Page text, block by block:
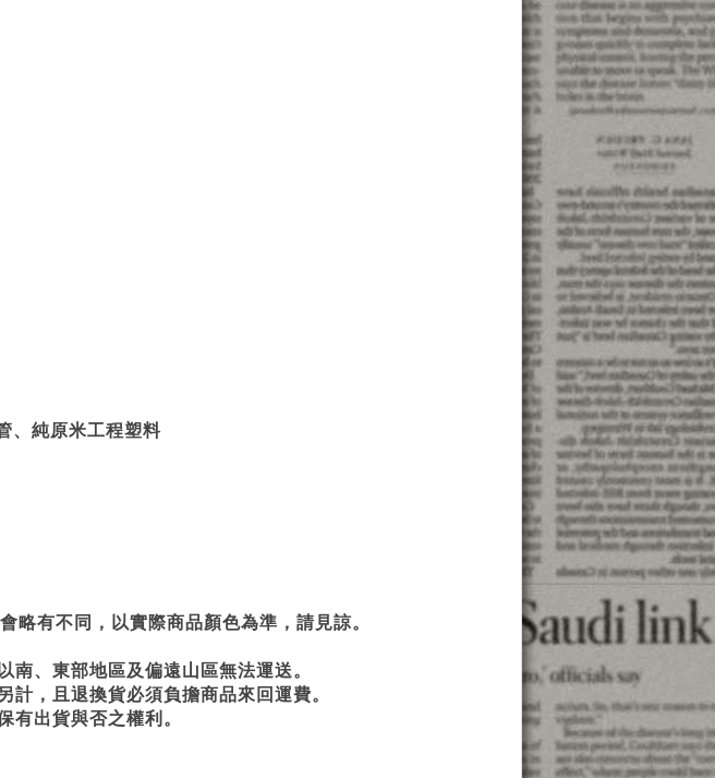
、純原米工程塑料
略有不同，以實際商品顏色為準，請見諒。
南、東部地區及偏遠山區無法運送。
計，且退換貨必須負擔商品來回運費。
有出貨與否之權利。